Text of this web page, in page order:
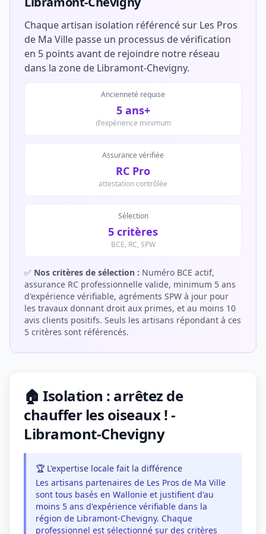
Chaque artisan isolation référencé sur Les Pros
de Ma Ville passe un processus de vérification
en 5 points avant de rejoindre notre réseau
dans la zone de Libramont-Chevigny.
Ancienneté requise
5 ans+
d'expérience minimum
Assurance vérifiée
RC Pro
attestation contrôlée
Sélection
5 critères
BCE, RC, SPW
✅ Nos critères de sélection : Numéro BCE actif,
assurance RC professionnelle valide, minimum 5 ans
d'expérience vérifiable, agréments SPW à jour pour
les travaux donnant droit aux primes, et au moins 10
avis clients positifs. Seuls les artisans répondant à ces
5 critères sont référencés.
🏠 Isolation : arrêtez de
chauffer les oiseaux ! -
Libramont-Chevigny
🏆 L'expertise locale fait la différence
Les artisans partenaires de Les Pros de Ma Ville
sont tous basés en Wallonie et justifient d'au
moins 5 ans d'expérience vérifiable dans la
région de Libramont-Chevigny. Chaque
professionnel est sélectionné sur des critères